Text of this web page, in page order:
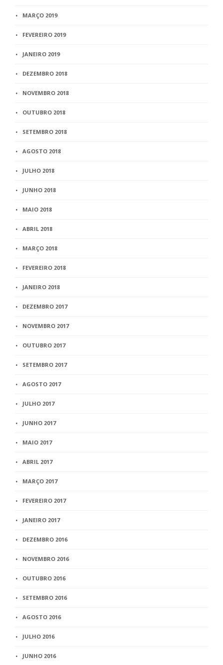
MARÇO 2019
FEVEREIRO 2019
JANEIRO 2019
DEZEMBRO 2018
NOVEMBRO 2018
OUTUBRO 2018
SETEMBRO 2018
AGOSTO 2018
JULHO 2018
JUNHO 2018
MAIO 2018
ABRIL 2018
MARÇO 2018
FEVEREIRO 2018
JANEIRO 2018
DEZEMBRO 2017
NOVEMBRO 2017
OUTUBRO 2017
SETEMBRO 2017
AGOSTO 2017
JULHO 2017
JUNHO 2017
MAIO 2017
ABRIL 2017
MARÇO 2017
FEVEREIRO 2017
JANEIRO 2017
DEZEMBRO 2016
NOVEMBRO 2016
OUTUBRO 2016
SETEMBRO 2016
AGOSTO 2016
JULHO 2016
JUNHO 2016